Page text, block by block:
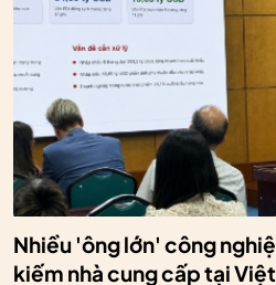
Nhiều 'ông lớn' công
kiếm nhà cung cấp tại